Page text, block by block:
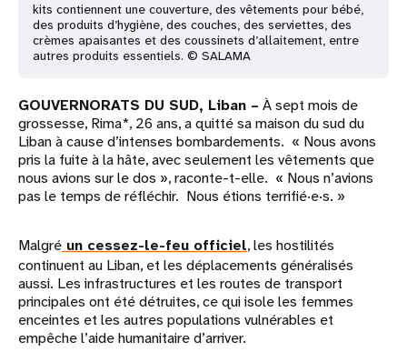
kits contiennent une couverture, des vêtements pour bébé,
des produits d’hygiène, des couches, des serviettes, des
crèmes apaisantes et des coussinets d’allaitement, entre
autres produits essentiels. © SALAMA
GOUVERNORATS DU SUD, Liban – À sept mois de
grossesse, Rima*, 26 ans, a quitté sa maison du sud du
Liban à cause d’intenses bombardements. « Nous avons
pris la fuite à la hâte, avec seulement les vêtements que
nous avions sur le dos », raconte-t-elle. « Nous n’avions
pas le temps de réfléchir. Nous étions terrifié·e·s. »
Malgré un cessez-le-feu officiel, les hostilités
continuent au Liban, et les déplacements généralisés
aussi. Les infrastructures et les routes de transport
principales ont été détruites, ce qui isole les femmes
enceintes et les autres populations vulnérables et
empêche l’aide humanitaire d’arriver.